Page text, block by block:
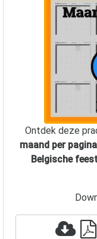
Ontdek deze
maand per
Belgische